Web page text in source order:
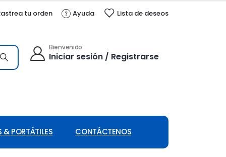
tu orden Ayuda Lista de deseos
Bienvenido
Iniciar sesión / Registrarse
& PORTÁTILES CONTÁCTENOS